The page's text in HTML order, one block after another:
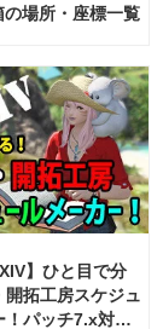
場所・座標一覧
】ひと目で分
開拓工房スケジュ
！パッチ7.x対応